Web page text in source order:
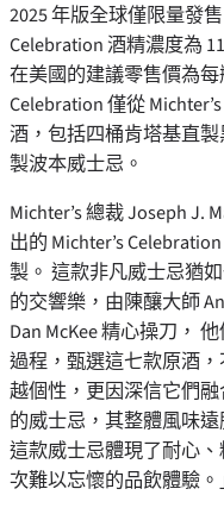
2025 年版全球僅限量發售
Celebration 酒精濃度為
在美國的建議零售價為每
Celebration 僅從
酒，包括四桶肯塔基直
製波本威士忌。
Michter’s 總裁 Joseph J.
出的 Michter’s
製。 這款非凡威士忌猶
的交響樂，由陳釀大師
Dan McKee 精心操刀，
過程，甄選這七款原酒
越個性，更因深信它們
的威士忌，其整體風味
這款威士忌體現了耐心
次難以忘懷的品飲體驗。